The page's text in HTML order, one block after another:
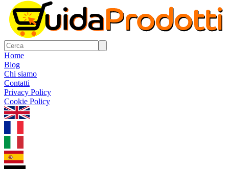
Home
Blog
Chi siamo
Contatti
Privacy Policy
Cookie Policy